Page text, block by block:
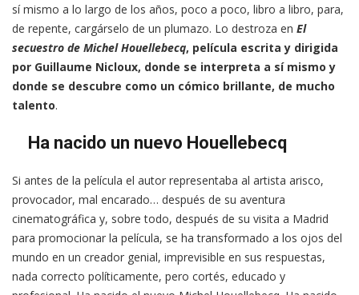
sí mismo a lo largo de los años, poco a poco, libro a libro, para,
de repente, cargárselo de un plumazo. Lo destroza en El
secuestro de Michel Houellebecq, película escrita y dirigida
por Guillaume Nicloux, donde se interpreta a sí mismo y
donde se descubre como un cómico brillante, de mucho
talento.
Ha nacido un nuevo Houellebecq
Si antes de la película el autor representaba al artista arisco,
provocador, mal encarado… después de su aventura
cinematográfica y, sobre todo, después de su visita a Madrid
para promocionar la película, se ha transformado a los ojos del
mundo en un creador genial, imprevisible en sus respuestas,
nada correcto políticamente, pero cortés, educado y